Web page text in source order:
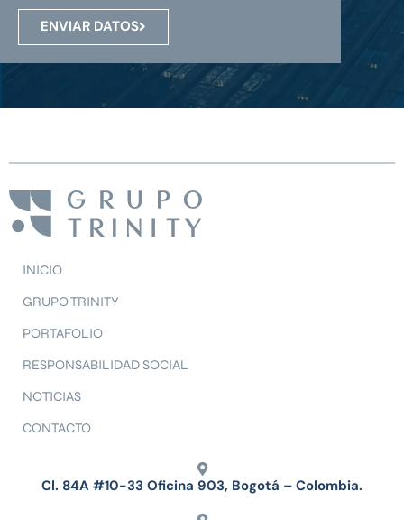
ENVIAR DATOS
INICIO
GRUPO TRINITY
PORTAFOLIO
RESPONSABILIDAD SOCIAL
NOTICIAS
CONTACTO
Cl. 84A #10-33 Oficina 903, Bogotá – Colombia.